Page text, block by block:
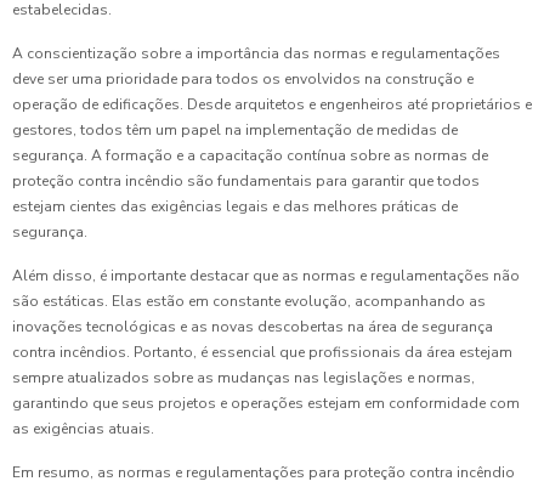
estabelecidas.
A conscientização sobre a importância das normas e regulamentações
deve ser uma prioridade para todos os envolvidos na construção e
operação de edificações. Desde arquitetos e engenheiros até proprietários e
gestores, todos têm um papel na implementação de medidas de
segurança. A formação e a capacitação contínua sobre as normas de
proteção contra incêndio são fundamentais para garantir que todos
estejam cientes das exigências legais e das melhores práticas de
segurança.
Além disso, é importante destacar que as normas e regulamentações não
são estáticas. Elas estão em constante evolução, acompanhando as
inovações tecnológicas e as novas descobertas na área de segurança
contra incêndios. Portanto, é essencial que profissionais da área estejam
sempre atualizados sobre as mudanças nas legislações e normas,
garantindo que seus projetos e operações estejam em conformidade com
as exigências atuais.
Em resumo, as normas e regulamentações para proteção contra incêndio